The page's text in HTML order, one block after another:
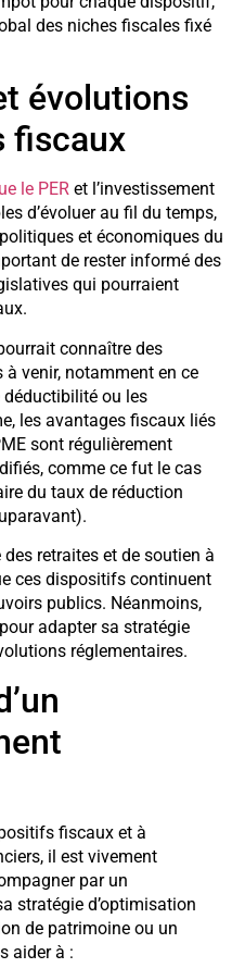
des niches fiscales fixé
évolutions
fiscaux
le PER et l’investissement
d’évoluer au fil du temps,
et économiques du
de rester informé des
qui pourraient
connaître des
venir, notamment en ce
ou les
les avantages fiscaux liés
sont régulièrement
comme ce fut le cas
du taux de réduction
retraites et de soutien à
ces dispositifs continuent
publics. Néanmoins,
adapter sa stratégie
réglementaires.
fiscaux et à
il est vivement
par un
stratégie d’optimisation
de patrimoine ou un
aider à :